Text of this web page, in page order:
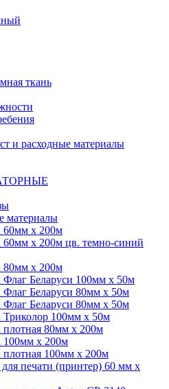
ткань
и расходные материалы
материалы
60мм х 200м
60мм х 200м цв. темно-синий
80мм х 200м
Флаг Беларуси 100мм х 50м
Флаг Беларуси 80мм х 50м
Флаг Беларуси 80мм х 50м
Триколор 100мм х 50м
плотная 80мм х 200м
100мм х 200м
плотная 100мм х 200м
для печати (принтер) 60 мм х